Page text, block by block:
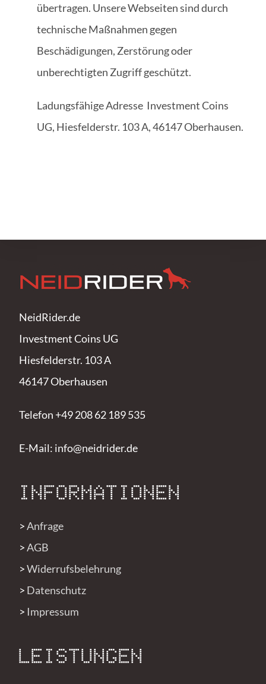
übertragen. Unsere Webseiten sind durch
technische Maßnahmen gegen
Beschädigungen, Zerstörung oder
unberechtigten Zugriff geschützt.
Ladungsfähige Adresse Investment Coins
UG, Hiesfelderstr. 103 A, 46147 Oberhausen.
NeidRider.de
Investment Coins UG
Hiesfelderstr. 103 A
46147 Oberhausen
Telefon +49 208 62 189 535
E-Mail: info@neidrider.de
INFORMATIONEN
>Anfrage
>AGB
>Widerrufsbelehrung
> Datenschutz
> Impressum
LEISTUNGEN